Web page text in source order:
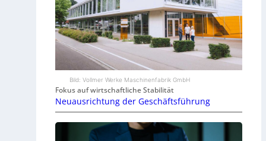
Bild: Vollmer Werke Maschinenfabrik GmbH
Fokus auf wirtschaftliche Stabilität
Neuausrichtung der Geschäftsführung